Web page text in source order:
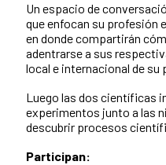
Un espacio de
que enfocan su profesión
en donde compartirán
adentrarse a sus
local e internacional de
Luego las dos científicas
experimentos junto a las
descubrir procesos
Participan: